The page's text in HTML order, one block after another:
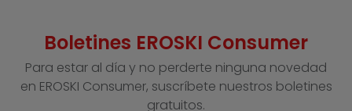
Boletines EROSKI Consumer
Para estar al día y no perderte ninguna novedad
en EROSKI Consumer, suscríbete nuestros boletines
gratuitos.